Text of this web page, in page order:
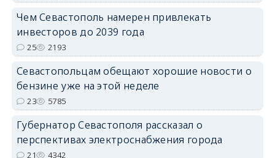
Чем Севастополь намерен привлекать
инвесторов до 2039 года
25 2193
Севастопольцам обещают хорошие новости о
бензине уже на этой неделе
23 5785
Губернатор Севастополя рассказал о
перспективах электроснабжения города
21 4342